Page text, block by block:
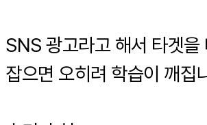
SNS 광고라고 해서 타겟을
잡으면 오히려 학습이 깨집